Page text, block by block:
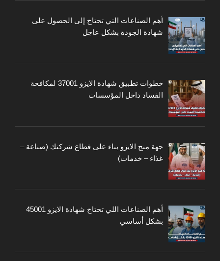
أهم الصناعات التي تحتاج إلى الحصول على
شهادة الجودة بشكل عاجل
خطوات تطبيق شهادة الايزو 37001 لمكافحة
الفساد داخل المؤسسات
جهة منح الايزو بناء على قطاع شركتك (صناعة –
غذاء – خدمات)
أهم الصناعات اللي تحتاج شهادة الايزو 45001
بشكل أساسي